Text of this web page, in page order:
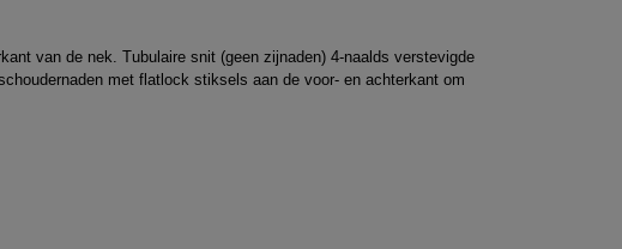
van de nek. Tubulaire snit (geen zijnaden) 4-naalds verstevigde
met flatlock stiksels aan de voor- en achterkant om